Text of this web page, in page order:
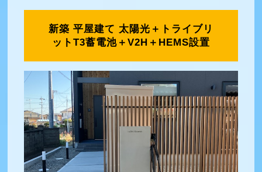
新築 平屋建て 太陽光＋トライブリ
ットT3蓄電池＋V2H＋HEMS設置